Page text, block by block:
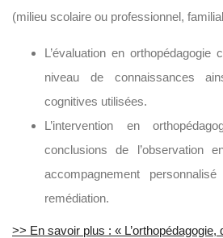
(milieu scolaire ou professionnel,
L’évaluation en
niveau de connaissances
cognitives utilisées.
L’intervention en
conclusions de l’observation
accompagnement
remédiation.
>> En savoir plus : « L’orthopédagogie,